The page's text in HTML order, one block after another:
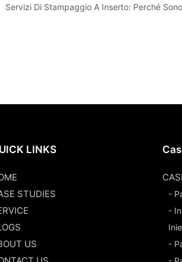
Inserti
Servizi Di Stampaggio A Inserto: Perché
LINKS
STUDIES
US
-
-
-